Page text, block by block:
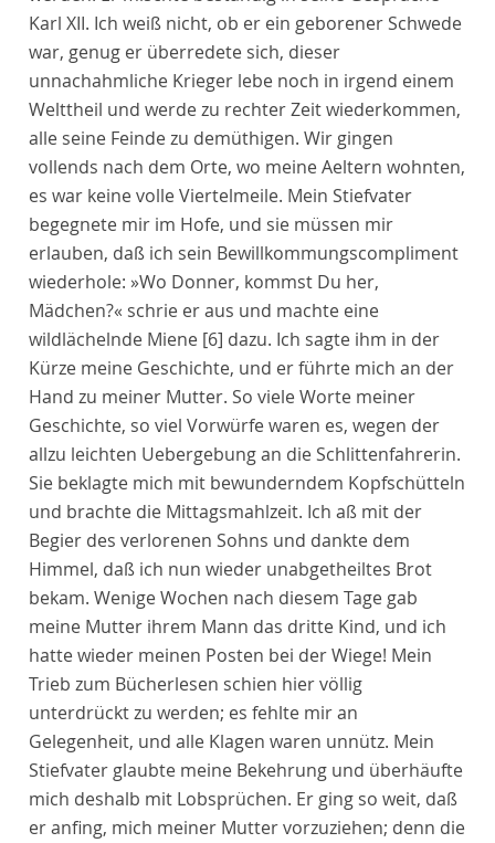
Karl XII. Ich weiß nicht, ob er ein geborener Schwede
war, genug er überredete sich, dieser
unnachahmliche Krieger lebe noch in irgend einem
Welttheil und werde zu rechter Zeit wiederkommen,
alle seine Feinde zu demüthigen. Wir gingen
vollends nach dem Orte, wo meine Aeltern wohnten,
es war keine volle Viertelmeile. Mein Stiefvater
begegnete mir im Hofe, und sie müssen mir
erlauben, daß ich sein Bewillkommungscompliment
wiederhole: »Wo Donner, kommst Du her,
Mädchen?« schrie er aus und machte eine
wildlächelnde Miene [6] dazu. Ich sagte ihm in der
Kürze meine Geschichte, und er führte mich an der
Hand zu meiner Mutter. So viele Worte meiner
Geschichte, so viel Vorwürfe waren es, wegen der
allzu leichten Uebergebung an die Schlittenfahrerin.
Sie beklagte mich mit bewunderndem Kopfschütteln
und brachte die Mittagsmahlzeit. Ich aß mit der
Begier des verlorenen Sohns und dankte dem
Himmel, daß ich nun wieder unabgetheiltes Brot
bekam. Wenige Wochen nach diesem Tage gab
meine Mutter ihrem Mann das dritte Kind, und ich
hatte wieder meinen Posten bei der Wiege! Mein
Trieb zum Bücherlesen schien hier völlig
unterdrückt zu werden; es fehlte mir an
Gelegenheit, und alle Klagen waren unnütz. Mein
Stiefvater glaubte meine Bekehrung und überhäufte
mich deshalb mit Lobsprüchen. Er ging so weit, daß
er anfing, mich meiner Mutter vorzuziehen; denn die